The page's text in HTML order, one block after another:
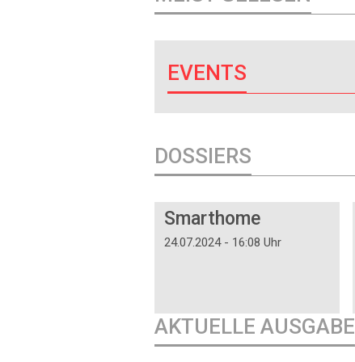
EVENTS
DOSSIERS
Smarthome
24.07.2024 - 16:08 Uhr
AKTUELLE AUSGABE